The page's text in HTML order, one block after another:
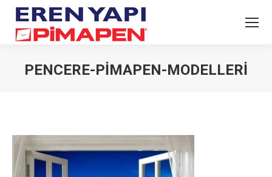
PENCERE-PIMAPEN-MODELLERI